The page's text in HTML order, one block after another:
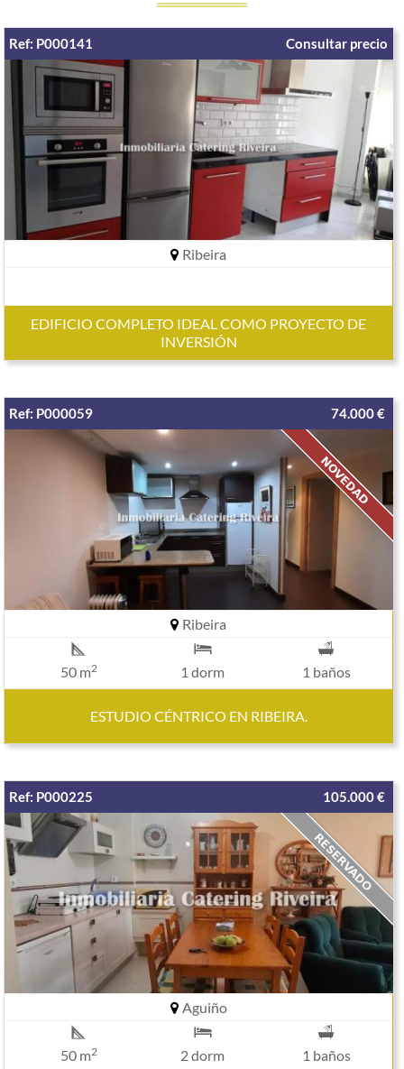
Ref: P000141 Consultar precio
Ribeira
EDIFICIO COMPLETO IDEAL COMO PROYECTO DE
INVERSIÓN
Ref: P000059 74.000 €
Ribeira
50 m2 1 dorm 1 baños
ESTUDIO CÉNTRICO EN RIBEIRA.
Ref: P000225 105.000 €
Aguiño
50 m2 2 dorm 1 baños